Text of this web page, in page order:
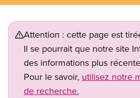
Attention : cette page est
Il se pourrait que notre site
des informations plus
Pour le savoir, utilisez notre
de recherche.